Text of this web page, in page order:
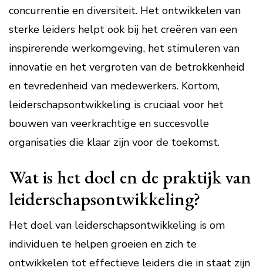
concurrentie en diversiteit. Het ontwikkelen van
sterke leiders helpt ook bij het creëren van een
inspirerende werkomgeving, het stimuleren van
innovatie en het vergroten van de betrokkenheid
en tevredenheid van medewerkers. Kortom,
leiderschapsontwikkeling is cruciaal voor het
bouwen van veerkrachtige en succesvolle
organisaties die klaar zijn voor de toekomst.
Wat is het doel en de praktijk van
leiderschapsontwikkeling?
Het doel van leiderschapsontwikkeling is om
individuen te helpen groeien en zich te
ontwikkelen tot effectieve leiders die in staat zijn